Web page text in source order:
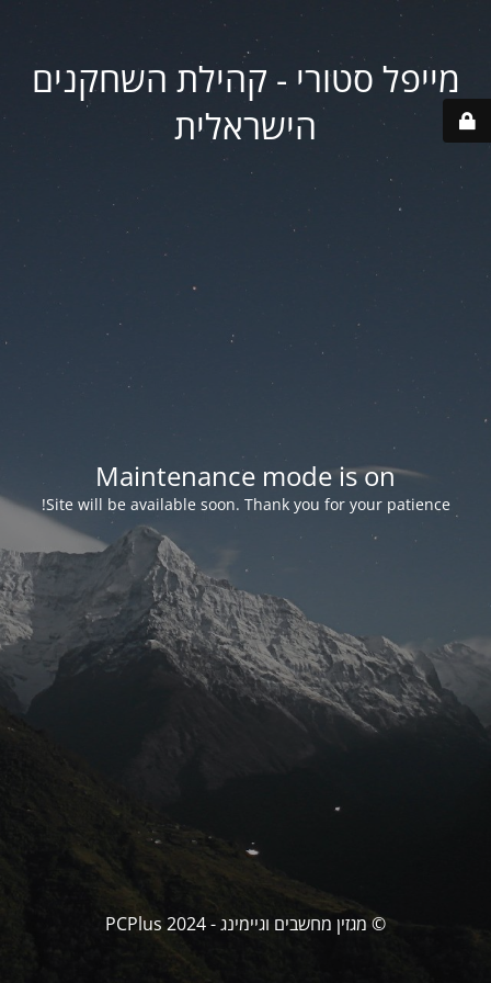
מייפל סטורי - קהילת השחקנים
הישראלית
Maintenance mode is on
Site will be available soon. Thank you for your patience!
© מגזין מחשבים וגיימינג - PCPlus 2024